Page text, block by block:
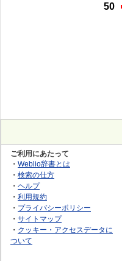
50
ご利用にあたって
・ Weblio辞書とは
・ 検索の仕方
・ ヘルプ
・ 利用規約
・ プライバシーポリシー
・ サイトマップ
・ クッキー・アクセスデータに
ついて